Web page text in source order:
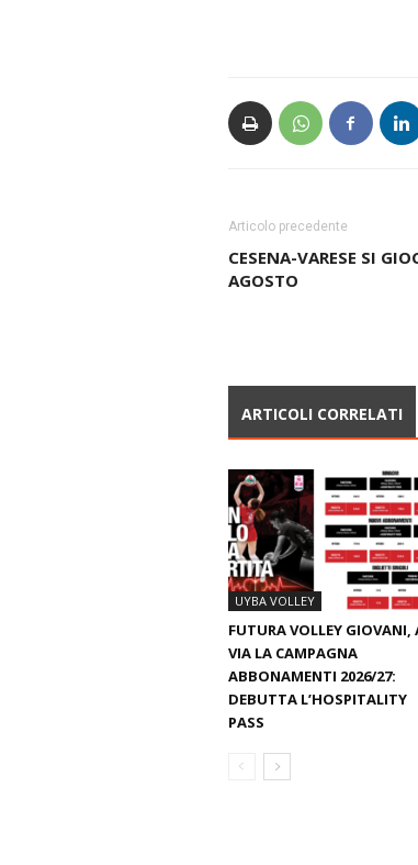
Articolo precedente
CESENA-VARESE SI
AGOSTO
ARTICOLI CORRELATI
UYBA VOLLEY
FUTURA VOLLEY GIOVANI,
VIA LA CAMPAGNA
ABBONAMENTI 2026/27:
DEBUTTA L’HOSPITALITY
PASS